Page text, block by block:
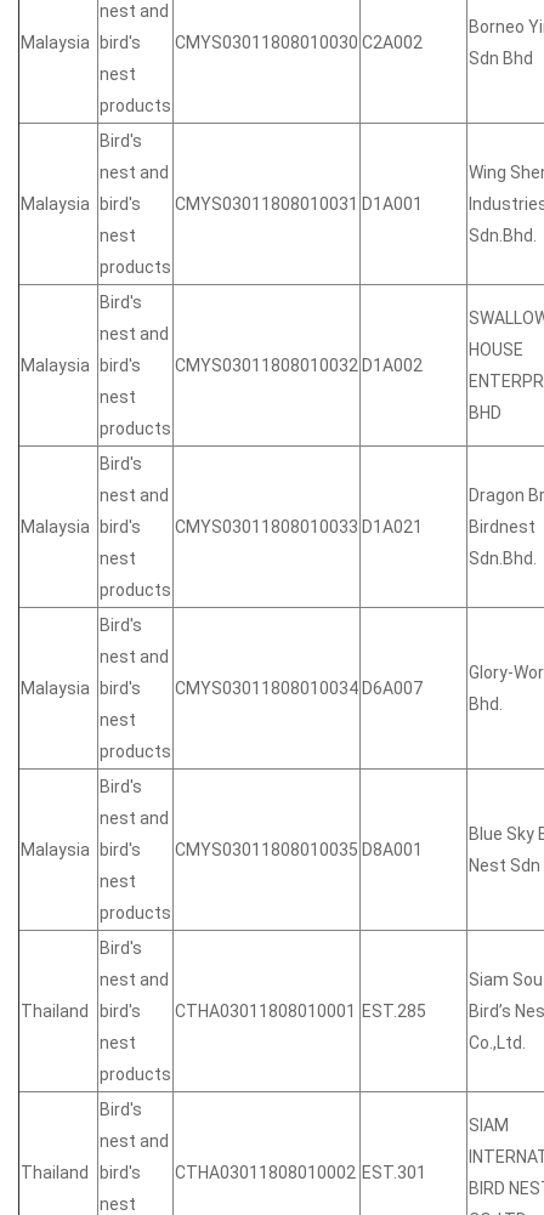
Malaysia
nest and
bird's
nest
products
CMYS03011808010030 C2A002
Borneo
Sdn Bhd
Malaysia
Bird's
nest and
bird's
nest
products
CMYS03011808010031 D1A001
Wing
Sdn.Bhd.
Malaysia
Bird's
nest and
bird's
nest
products
CMYS03011808010032 D1A002
HOUSE
BHD
Malaysia
Bird's
nest and
bird's
nest
products
CMYS03011808010033 D1A021
Dragon
Birdnest
Sdn.Bhd.
Malaysia
Bird's
nest and
bird's
nest
products
CMYS03011808010034 D6A007
Glory-
Bhd.
Malaysia
Bird's
nest and
bird's
nest
products
CMYS03011808010035 D8A001
Blue Sky
Nest Sdn
Thailand
Bird's
nest and
bird's
nest
products
CTHA03011808010001 EST.285
Siam
Bird’s
Co.,Ltd.
Thailand
Bird's
nest and
bird's
nest
CTHA03011808010002 EST.301
SIAM
BIRD